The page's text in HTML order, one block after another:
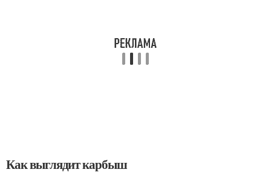
Как выглядит карбыш